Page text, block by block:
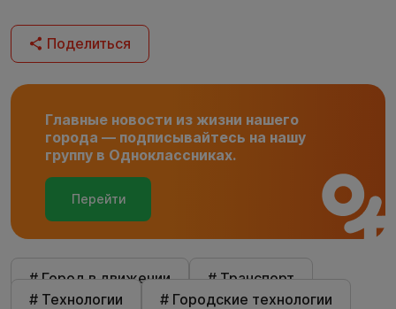
Поделиться
Главные новости из жизни нашего
города — подписывайтесь на нашу
группу в Одноклассниках.
Перейти
# Город в движении
# Транспорт
# Технологии
# Городские технологии